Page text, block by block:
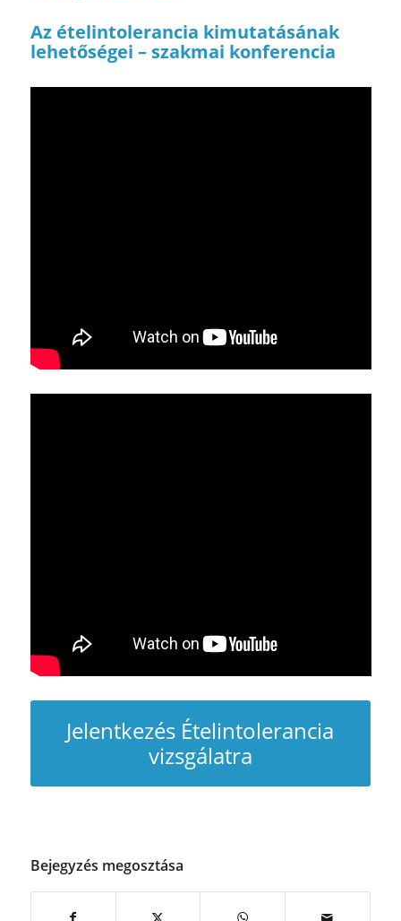
Az ételintolerancia kimutatásának
lehetőségei – szakmai konferencia
Jelentkezés Ételintolerancia
vizsgálatra
Bejegyzés megosztása